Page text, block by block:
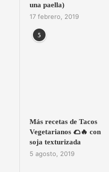
una paella)
17 febrero, 2019
5
Más recetas de Tacos
Vegetarianos 🌮🔥 con
soja texturizada
5 agosto, 2019